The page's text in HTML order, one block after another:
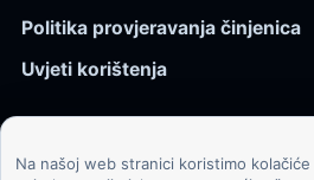
Politika provjeravanja činjenica
Uvjeti korištenja
Na našoj web stranici koristimo